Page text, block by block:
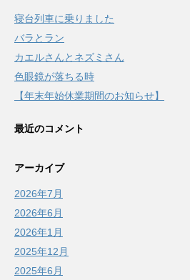
寝台列車に乗りました
バラとラン
カエルさんとネズミさん
色眼鏡が落ちる時
【年末年始休業期間のお知らせ】
最近のコメント
アーカイブ
2026年7月
2026年6月
2026年1月
2025年12月
2025年6月